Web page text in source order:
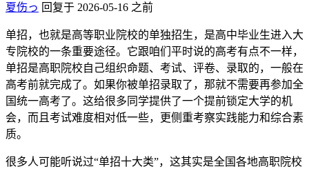
夏伤っ 回复于 2026-05-16 之前
单招，也就是高等职业院校的单独招生，是高中毕业生进入大
专院校的一条重要途径。它跟咱们平时说的高考有点不一样，
单招是高职院校自己组织命题、考试、评卷、录取的，一般在
高考前就完成了。如果你被单招录取了，那就不需要再参加全
国统一高考了。这给很多同学提供了一个提前锁定大学的机
会，而且考试难度相对低一些，更侧重考察实践能力和综合素
质。
很多人可能听说过“单招十大类”，这其实是全国各地高职院校